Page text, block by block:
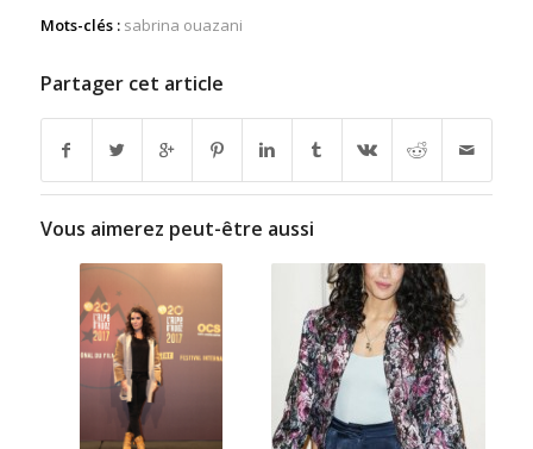
Mots-clés : sabrina ouazani
Partager cet article
Vous aimerez peut-être aussi